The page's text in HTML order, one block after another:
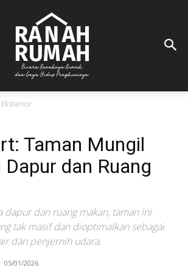
Eksterior
Taman Mungil
dan Ruang
dapur dan ruang makan, taman ini
tak masif dan dioptimalkan sebagai
dan penjernih udara.
05/01/2026